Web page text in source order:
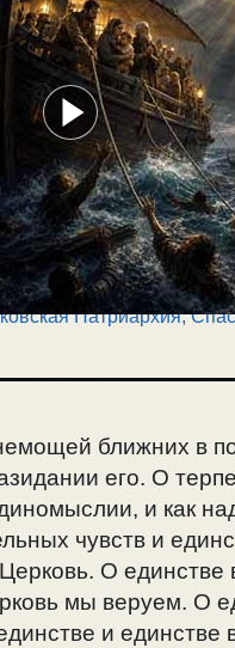
Патриархия,
ближних в
его. О
и как
чувств и
О
мы веруем. О
и единстве